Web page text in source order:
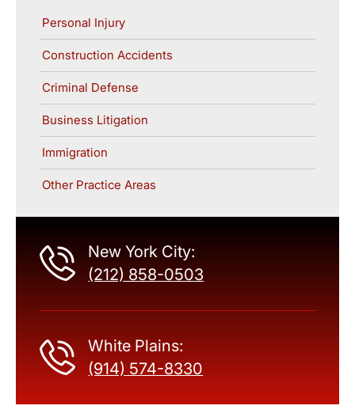
Personal Injury
Construction Accidents
Criminal Defense
Business Litigation
Immigration
Other Practice Areas
New York City:
(212) 858-0503
White Plains:
(914) 574-8330